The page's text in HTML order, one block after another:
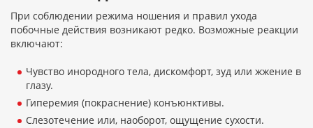
При соблюдении режима ношения и правил ухода
побочные действия возникают редко. Возможные реакции
включают:
Чувство инородного тела, дискомфорт, зуд или жжение в
глазу.
Гиперемия (покраснение) конъюнктивы.
Слезотечение или, наоборот, ощущение сухости.